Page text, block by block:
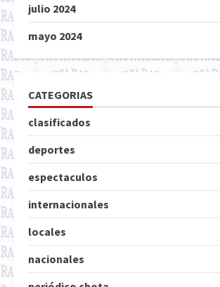
julio 2024
mayo 2024
CATEGORIAS
clasificados
deportes
espectaculos
internacionales
locales
nacionales